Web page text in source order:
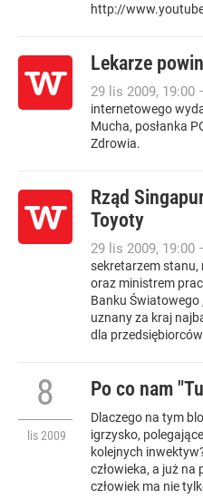
http://
Lekarze
29 lis 2009, 19:00
internetowego
Mucha, posłanka
Zdrowia.
Rząd
Toyoty
29 lis 2009, 19:00
sekretarzem stanu,
oraz ministrem
Banku Światowego
uznany za kraj
dla
Po co nam
8
lis2009
Dlaczego na tym
igrzysko,
kolejnych
człowieka, a już na
człowiek ma nie